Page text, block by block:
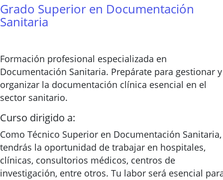
Grado Superior en Documentación
Sanitaria
Formación profesional especializada en
Documentación Sanitaria. Prepárate para gestionar y
organizar la documentación clínica esencial en el
sector sanitario.
Curso dirigido a:
Como Técnico Superior en Documentación Sanitaria,
tendrás la oportunidad de trabajar en hospitales,
clínicas, consultorios médicos, centros de
investigación, entre otros. Tu labor será esencial